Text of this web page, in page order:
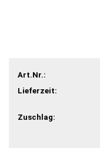
Art.Nr.:
Lieferzeit:
Zuschlag: